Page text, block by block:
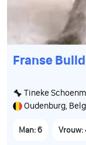
Franse
Tineke
Oudenburg,
Man: 6 Vrouw: